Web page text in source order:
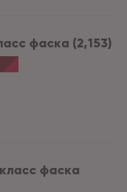
фаска (2,153)
фаска